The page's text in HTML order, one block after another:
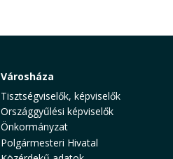
Városháza
Tisztségviselők, képviselők
Országgyűlési képviselők
Önkormányzat
Polgármesteri Hivatal